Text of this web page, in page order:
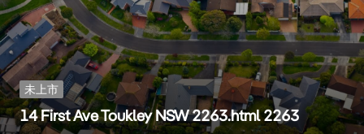
未上市
14 First Ave Toukley NSW 2263.html 2263